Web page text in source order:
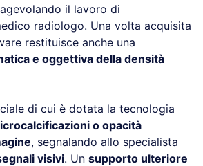
il lavoro di
radiologo. Una volta acquisita
restituisce anche una
e oggettiva della densità
di cui è dotata la tecnologia
o opacità
, segnalando allo specialista
visivi. Un supporto ulteriore